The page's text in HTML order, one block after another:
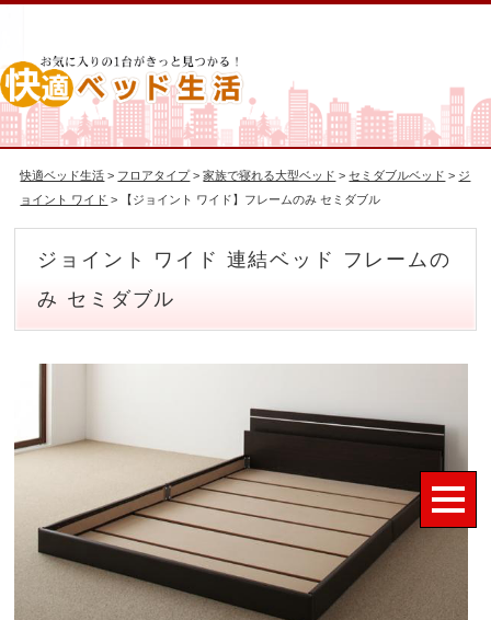
快適ベッド生活 > フロアタイプ >家族で寝れる大型ベッド >セミダブルベッド > ジ
ョイント ワイド > 【ジョイント ワイド】フレームのみ セミダブル
ジョイント ワイド 連結ベッド フレームの
み セミダブル